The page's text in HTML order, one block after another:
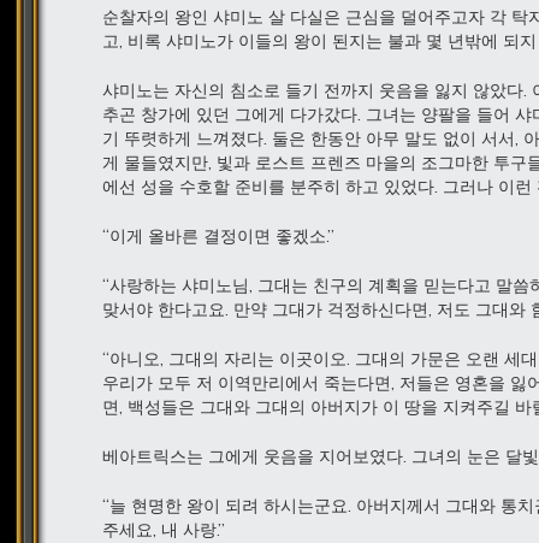
순찰자의 왕인 샤미노 살 다실은 근심을 덜어주고자 각
고, 비록 샤미노가 이들의 왕이 된지는 불과 몇 년밖에 되
샤미노는 자신의 침소로 들기 전까지 웃음을 잃지 않았다
추곤 창가에 있던 그에게 다가갔다. 그녀는 양팔을 들어
기 뚜렷하게 느껴졌다. 둘은 한동안 아무 말도 없이 서서,
게 물들였지만, 빛과 로스트 프렌즈 마을의 조그마한 투
에선 성을 수호할 준비를 분주히 하고 있었다. 그러나 이
“이게 올바른 결정이면 좋겠소.”
“사랑하는 샤미노님, 그대는 친구의 계획을 믿는다고 말
맞서야 한다고요. 만약 그대가 걱정하신다면, 저도 그대와
“아니오, 그대의 자리는 이곳이오. 그대의 가문은 오랜 세
우리가 모두 저 이역만리에서 죽는다면, 저들은 영혼을
면, 백성들은 그대와 그대의 아버지가 이 땅을 지켜주길 바
베아트릭스는 그에게 웃음을 지어보였다. 그녀의 눈은 달
“늘 현명한 왕이 되려 하시는군요. 아버지께서 그대와 통
주세요, 내 사랑.”